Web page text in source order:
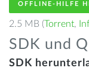
OFFLINE-HILFE
2.5 MB (Torrent,
SDK und
SDK